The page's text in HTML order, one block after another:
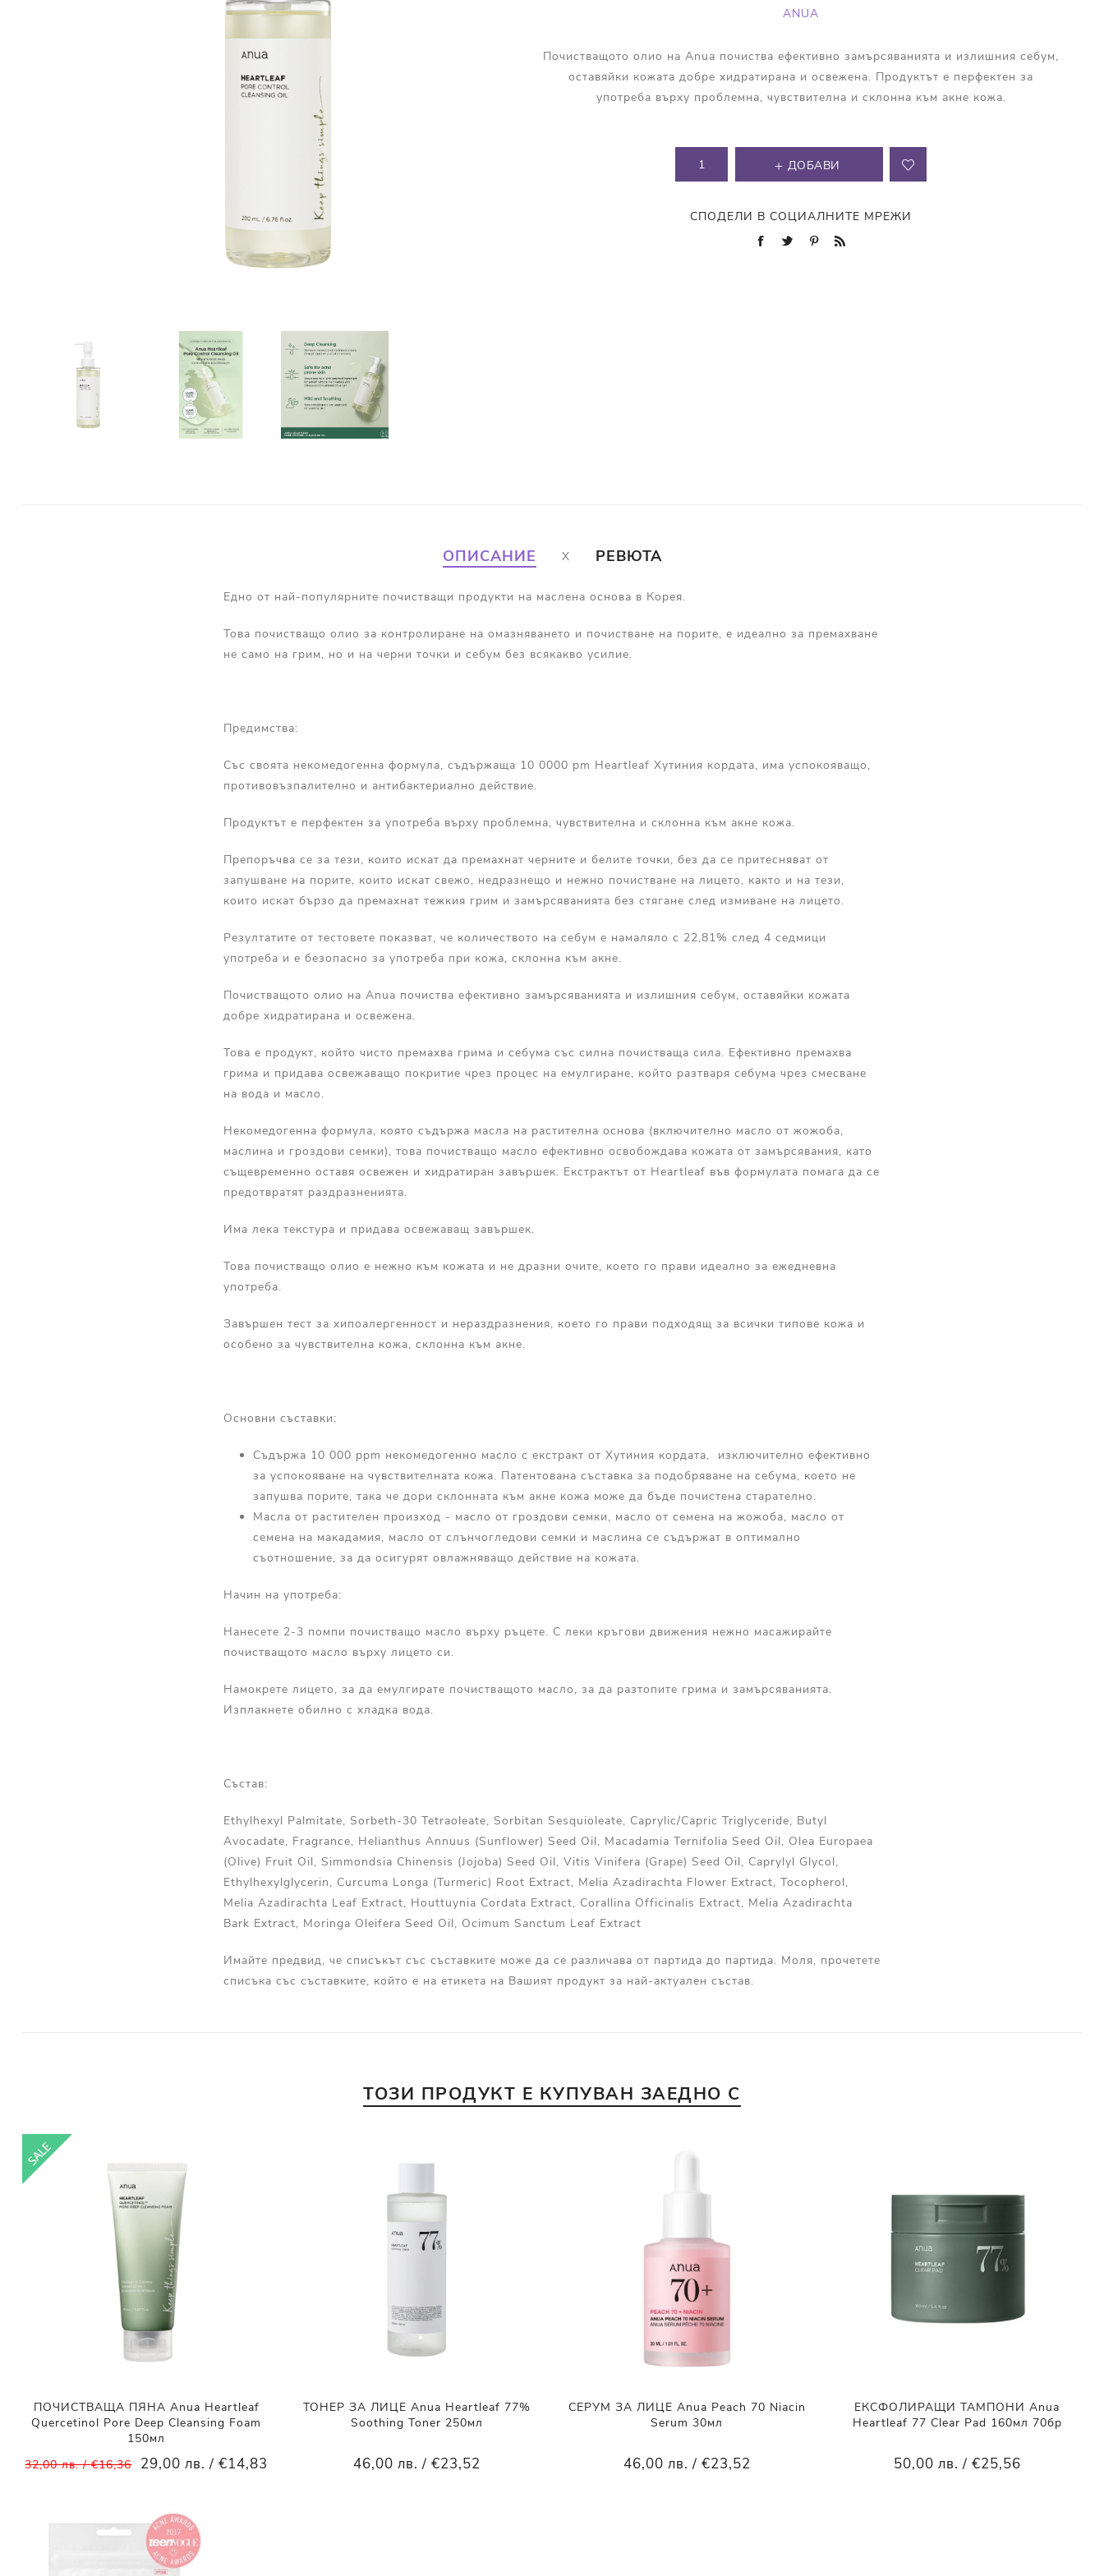
Витамин Е
ANUA
Почистващото олио на Anua почиства ефективно замърсяванията и излишния себум,
оставяйки кожата добре хидратирана и освежена. Продуктът е перфектен за
употреба върху проблемна, чувствителна и склонна към акне кожа.
ДОБАВИ
СПОДЕЛИ В СОЦИАЛНИТЕ МРЕЖИ
ОПИСАНИЕ РЕВЮТА
Едно от най-популярните почистващи продукти на маслена основа в Корея.
Това почистващо олио за контролиране на омазняването и почистване на порите, е идеално за премахване
не само на грим, но и на черни точки и себум без всякакво усилие.
Предимства:
Със своята некомедогенна формула, съдържаща 10 0000 pm Heartleaf Хутиния кордата, има успокояващо,
противовъзпалително и антибактериално действие.
Продуктът е перфектен за употреба върху проблемна, чувствителна и склонна към акне кожа.
Препоръчва се за тези, които искат да премахнат черните и белите точки, без да се притесняват от
запушване на порите, които искат свежо, недразнещо и нежно почистване на лицето, както и на тези,
които искат бързо да премахнат тежкия грим и замърсяванията без стягане след измиване на лицето.
Резултатите от тестовете показват, че количеството на себум е намаляло с 22,81% след 4 седмици
употреба и е безопасно за употреба при кожа, склонна към акне.
Почистващото олио на Anua почиства ефективно замърсяванията и излишния себум, оставяйки кожата
добре хидратирана и освежена.
Това е продукт, който чисто премахва грима и себума със силна почистваща сила. Ефективно премахва
грима и придава освежаващо покритие чрез процес на емулгиране, който разтваря себума чрез смесване
на вода и масло.
Некомедогенна формула, която съдържа масла на растителна основа (включително масло от жожоба,
маслина и гроздови семки), това почистващо масло ефективно освобождава кожата от замърсявания, като
същевременно оставя освежен и хидратиран завършек. Екстрактът от Heartleaf във формулата помага да се
предотвратят раздразненията.
Има лека текстура и придава освежаващ завършек.
Това почистващо олио е нежно към кожата и не дразни очите, което го прави идеално за ежедневна
употреба.
Завършен тест за хипоалергенност и нераздразнения, което го прави подходящ за всички типове кожа и
особено за чувствителна кожа, склонна към акне.
Основни съставки:
Съдържа 10 000 ppm некомедогенно масло с екстракт от Хутиния кордата, изключително ефективно
за успокояване на чувствителната кожа. Патентована съставка за подобряване на себума, което не
запушва порите, така че дори склонната към акне кожа може да бъде почистена старателно.
Масла от растителен произход - масло от гроздови семки, масло от семена на жожоба, масло от
семена на макадамия, масло от слънчогледови семки и маслина се съдържат в оптимално
съотношение, за да осигурят овлажняващо действие на кожата.
Начин на употреба:
Нанесете 2-3 помпи почистващо масло върху ръцете. С леки кръгови движения нежно масажирайте
почистващото масло върху лицето си.
Намокрете лицето, за да емулгирате почистващото масло, за да разтопите грима и замърсяванията.
Изплакнете обилно с хладка вода.
Състав:
Ethylhexyl Palmitate, Sorbeth-30 Tetraoleate, Sorbitan Sesquioleate, Caprylic/Capric Triglyceride, Butyl
Avocadate, Fragrance, Helianthus Annuus (Sunflower) Seed Oil, Macadamia Ternifolia Seed Oil, Olea Europaea
(Olive) Fruit Oil, Simmondsia Chinensis (Jojoba) Seed Oil, Vitis Vinifera (Grape) Seed Oil, Caprylyl Glycol,
Ethylhexylglycerin, Curcuma Longa (Turmeric) Root Extract, Melia Azadirachta Flower Extract, Tocopherol,
Melia Azadirachta Leaf Extract, Houttuynia Cordata Extract, Corallina Officinalis Extract, Melia Azadirachta
Bark Extract, Moringa Oleifera Seed Oil, Ocimum Sanctum Leaf Extract
Имайте предвид, че списъкът със съставките може да се различава от партида до партида. Моля, прочетете
списъка със съставките, който е на етикета на Вашият продукт за най-актуален състав.
ТОЗИ ПРОДУКТ Е КУПУВАН ЗАЕДНО С
ПОЧИСТВАЩА ПЯНА Anua Heartleaf
Quercetinol Pore Deep Cleansing Foam
150мл
32,00 лв. / €16,36
29,00 лв. / €14,83
ТОНЕР ЗА ЛИЦЕ Anua Heartleaf 77%
Soothing Toner 250мл
46,00 лв. / €23,52
СЕРУМ ЗА ЛИЦЕ Anua Peach 70 Niacin
Serum 30мл
46,00 лв. / €23,52
ЕКСФОЛИРАЩИ ТАМПОНИ Anua
Heartleaf 77 Clear Pad 160мл 70бр
50,00 лв. / €25,56